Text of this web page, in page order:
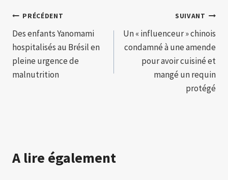
Navigation
de
l’article
PRÉCÉDENT
Des enfants Yanomami
hospitalisés au Brésil en
pleine urgence de
malnutrition
SUIVANT
Un « influenceur » chinois
condamné à une amende
pour avoir cuisiné et
mangé un requin
protégé
A lire également